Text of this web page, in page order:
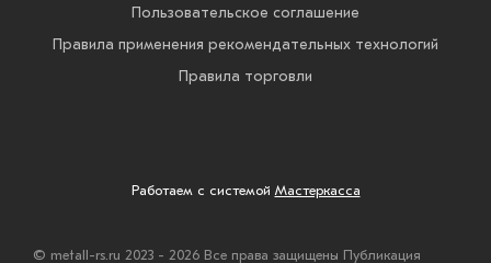
Пользовательское соглашение
Правила применения рекомендательных технологий
Правила торговли
Работаем с системой Мастеркасса
© metall-rs.ru 2023 - 2026 Все права защищены Публикация